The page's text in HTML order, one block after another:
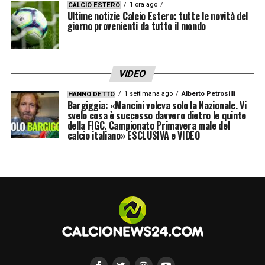
«Inizialmente ha sofferto un po’ a livello
fisico. Veniva ad una stagione dove doveva
poco. Scamacca era tornato anche in
condizioni in certe partite: tipo quella di
Empoli. Poi il calo fisico. Adesso è
migliorato tantissimo, considerando che è
conclusione. Serve un vero e proprio
riadattamento. Ora sta capendo e potrebbe
diventare il centravanti perfetto per la
CALCIO ESTERO 1 ora ago
Ultime notizie Calcio Estero: tutte le novità del
giorno provenienti da tutto il mondo
VIDEO
HANNO DETTO 1 settimana ago Alberto Petrosilli
Bargiggia: «Mancini voleva solo la Nazionale. Vi
svelo cosa è successo davvero dietro le quinte
della FIGC. Campionato Primavera male del
calcio italiano» ESCLUSIVA e VIDEO